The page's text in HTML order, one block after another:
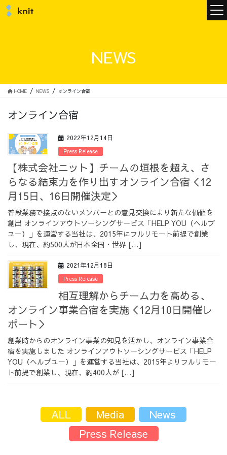
メンバー 会社概要
サービス
採用情報
採用情報トップ チームインタビュー01
チームインタビュー02 チームインタビュー03
お問い合わせ
NEWS
HOME NEWS オンライン合宿
オンライン合宿
2022年12月14日
Press Release
【株式会社ニット】チームの垣根を超え、さ
らなる結束力を作り出すオンライン合宿＜12
月15日、16日開催決定＞
普段業務で接点のないメンバーとの意見交換により新たな価値を
創出 オンラインアウトソーシングサービス「HELP YOU（ヘルプ
ユー）」を運営する当社は、2015年にフルリモート前提で創業
し、現在、約500人が日本全国・世界 […]
2021年12月18日
Press Release
相互理解からチーム力を高める、
オンライン事業合宿を実施＜12月10日開催レ
ポート＞
創業時からのオンライン事業の知見を活かし、オンライン事業合
宿を実施しました オンラインアウトソーシングサービス「HELP
YOU（ヘルプユー）」を運営する当社は、2015年よりフルリモー
ト前提で創業し、現在、約400人が […]
ALL Media
News
Press Release